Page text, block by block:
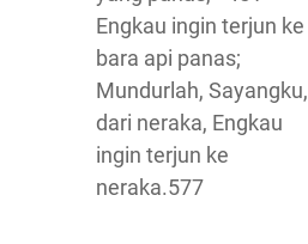
Engkau ingin terjun ke
bara api panas;
Mundurlah, Sayangku,
dari neraka, Engkau
ingin terjun ke
neraka.577